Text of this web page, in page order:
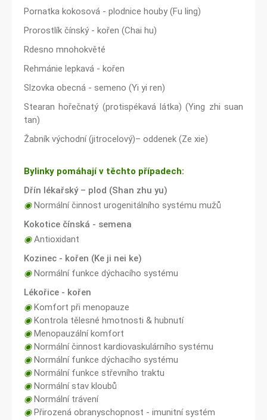
Pornatka kokosová - plodnice houby (Fu ling)
Prorostlík čínský - kořen (Chai hu)
Rdesno mnohokvěté
Rehmánie lepkavá - kořen
Slzovka obecná - semeno (Yi yi ren)
Stearan hořečnatý (protispékavá látka) (Ying zhi suan
tan)
Žabník východní (jitrocelový)– oddenek (Ze xie)
Bylinky pomáhají v těchto případech:
Dřín lékařský – plod (Shan zhu yu)
◉Normální činnost urogenitálního systému mužů
Kokotice čínská - semena
◉Antioxidant
Kozinec - kořen (Ke ji nei ke)
◉Normální funkce dýchacího systému
Lékořice - kořen
◉Komfort při menopauze
◉Kontrola tělesné hmotnosti & hubnutí
◉Menopauzální komfort
◉Normální činnost kardiovaskulárního systému
◉Normální funkce dýchacího systému
◉Normální funkce střevního traktu
◉Normální stav kloubů
◉Normální trávení
◉Přirozená obranyschopnost - imunitní systém